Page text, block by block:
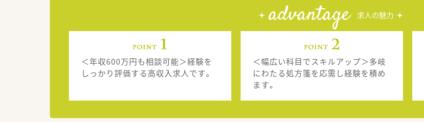
advantage 求人の魅力
＜年収600万円も相談可能＞経験を
しっかり評価する高収入求人です。
＜幅広い科目でスキルアップ＞多岐
にわたる処方箋を応需し経験を積め
ます。